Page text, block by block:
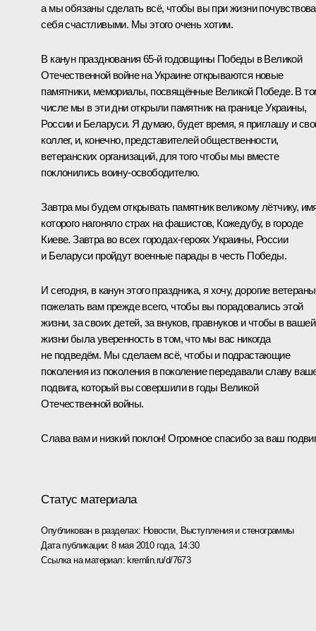
а мы обязаны сделать всё, чтобы вы при жизни
себя счастливыми. Мы этого очень хотим.
В канун празднования 65-й годовщины Победы в Великой
Отечественной войне на Украине открываются новые
памятники, мемориалы, посвящённые Великой Победе. В
числе мы в эти дни открыли памятник на границе Украины,
России и Беларуси. Я думаю, будет время, я приглашу и
коллег, и, конечно, представителей общественности,
ветеранских организаций, для того чтобы мы вместе
поклонились воину-освободителю.
Завтра мы будем открывать памятник великому лётчику,
которого нагоняло страх на фашистов, Кожедубу, в городе
Киеве. Завтра во всех городах-героях Украины, России
и Беларуси пройдут военные парады в честь Победы.
И сегодня, в канун этого праздника, я хочу, дорогие
пожелать вам прежде всего, чтобы вы порадовались этой
жизни, за своих детей, за внуков, правнуков и чтобы в вашей
жизни была уверенность в том, что мы вас никогда
не подведём. Мы сделаем всё, чтобы и подрастающие
поколения из поколения в поколение передавали славу
подвига, который вы совершили в годы Великой
Отечественной войны.
Слава вам и низкий поклон! Огромное спасибо за ваш
Статус материала
Опубликован в разделах: Новости, Выступления и стенограммы
Дата публикации:8 мая 2010 года, 14:30
Ссылка на материал: kremlin.ru/d/7673